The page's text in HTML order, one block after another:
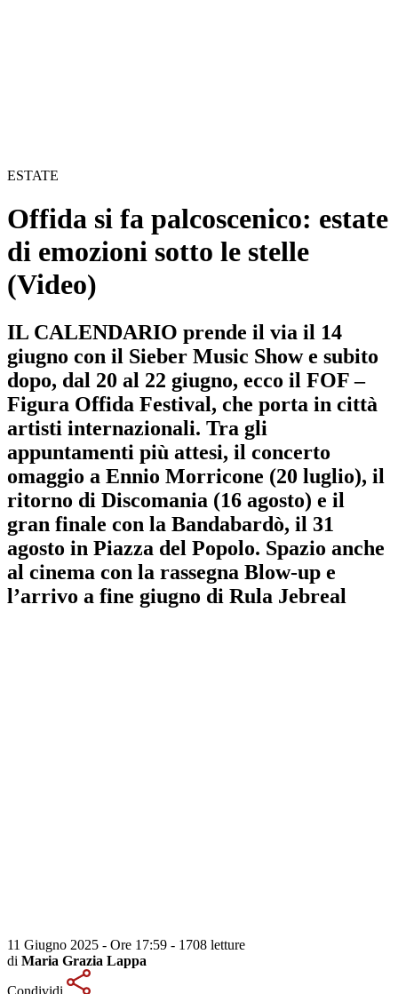
ESTATE
Offida si fa palcoscenico: estate
di emozioni sotto le stelle
(Video)
IL CALENDARIO prende il via il 14
giugno con il Sieber Music Show e subito
dopo, dal 20 al 22 giugno, ecco il FOF –
Figura Offida Festival, che porta in città
artisti internazionali. Tra gli
appuntamenti più attesi, il concerto
omaggio a Ennio Morricone (20 luglio), il
ritorno di Discomania (16 agosto) e il
gran finale con la Bandabardò, il 31
agosto in Piazza del Popolo. Spazio anche
al cinema con la rassegna Blow-up e
l’arrivo a fine giugno di Rula Jebreal
11 Giugno 2025 - Ore 17:59 - 1708 letture
di Maria Grazia Lappa
Condividi